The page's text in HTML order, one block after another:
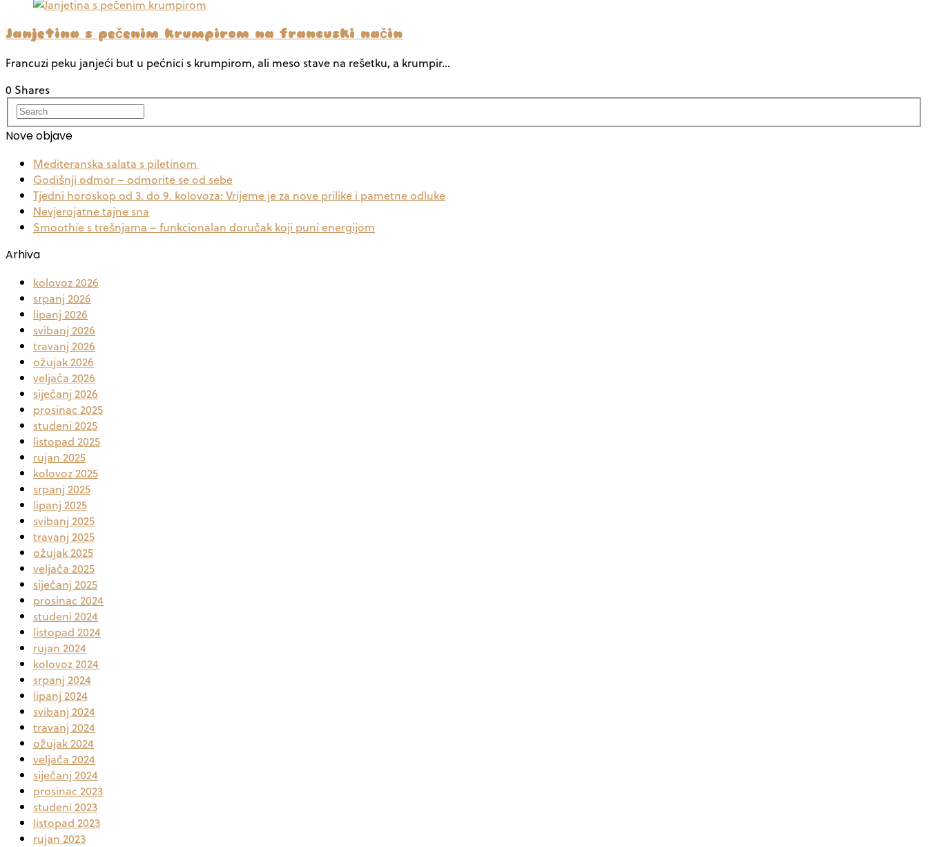
Janjetina s pečenim krumpirom na francuski način
Francuzi peku janjeći but u pećnici s krumpirom, ali meso stave na rešetku, a krumpir…
0 Shares
Nove objave
Mediteranska salata s piletinom
Godišnji odmor – odmorite se od sebe
Tjedni horoskop od 3. do 9. kolovoza: Vrijeme je za nove prilike i pametne odluke
Nevjerojatne tajne sna
Smoothie s trešnjama – funkcionalan doručak koji puni energijom
Arhiva
kolovoz 2026
srpanj 2026
lipanj 2026
svibanj 2026
travanj 2026
ožujak 2026
veljača 2026
siječanj 2026
prosinac 2025
studeni 2025
listopad 2025
rujan 2025
kolovoz 2025
srpanj 2025
lipanj 2025
svibanj 2025
travanj 2025
ožujak 2025
veljača 2025
siječanj 2025
prosinac 2024
studeni 2024
listopad 2024
rujan 2024
kolovoz 2024
srpanj 2024
lipanj 2024
svibanj 2024
travanj 2024
ožujak 2024
veljača 2024
siječanj 2024
prosinac 2023
studeni 2023
listopad 2023
rujan 2023